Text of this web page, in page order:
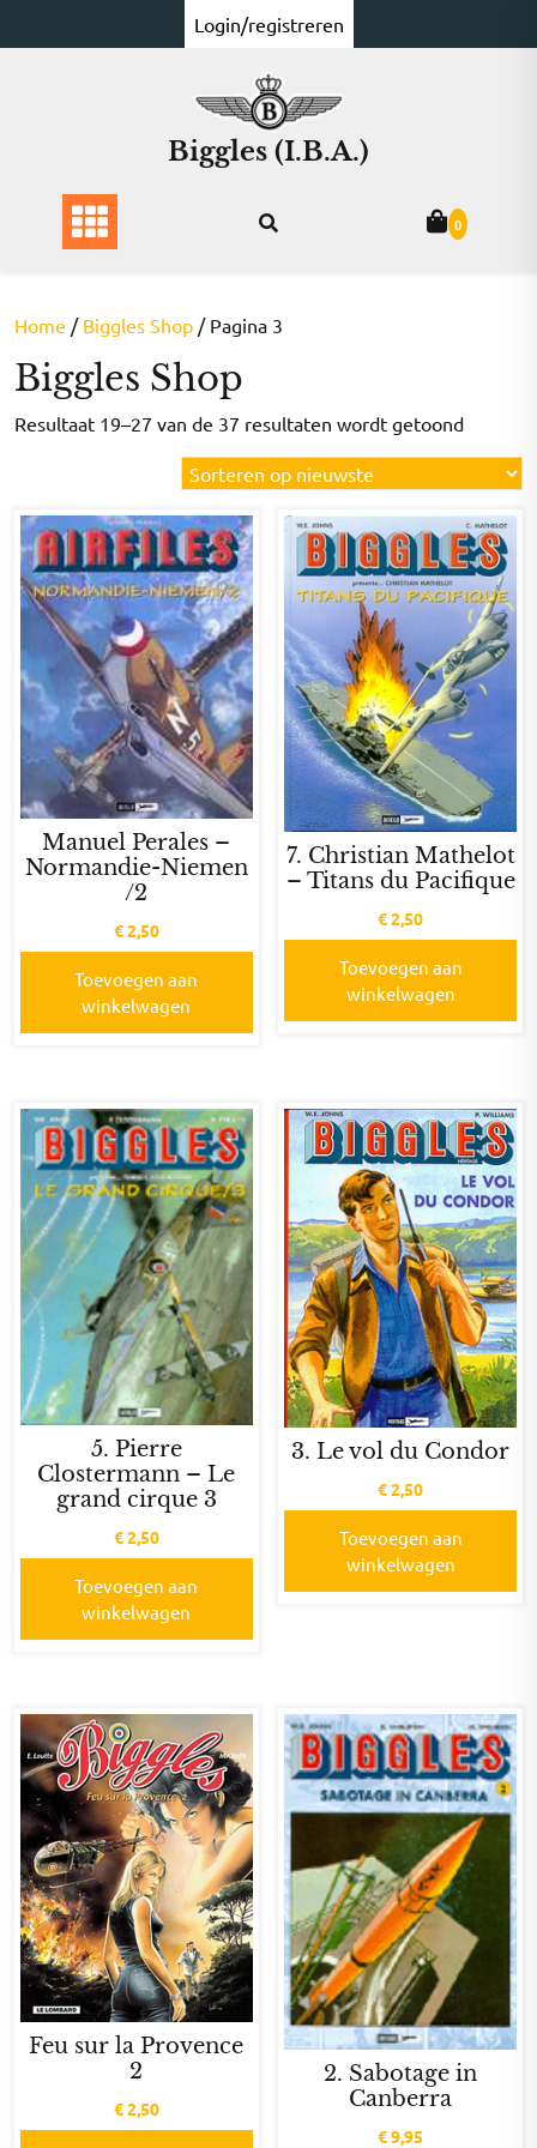
naar
Login/registreren
Biggles (I.B.A.)
0
Home / Biggles Shop / Pagina 3
Biggles Shop
Resultaat 19–27 van de 37 resultaten wordt getoond
op
Manuel Perales –
Normandie-Niemen
/2
€2,50
Toevoegen aan
winkelwagen
7. Christian Mathelot
– Titans du Pacifique
€2,50
Toevoegen aan
winkelwagen
5. Pierre
Clostermann – Le
grand cirque 3
€2,50
Toevoegen aan
winkelwagen
3. Le vol du Condor
€2,50
Toevoegen aan
winkelwagen
Feu sur la Provence
2
€2,50
2. Sabotage in
Canberra
€9,95